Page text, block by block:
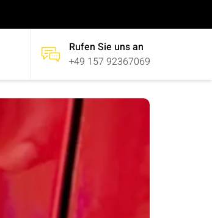
Rufen Sie uns an
+49 157 92367069